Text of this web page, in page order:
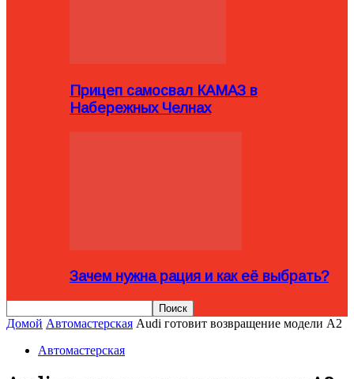
Прицеп самосвал КАМАЗ в
Набережных Челнах
Зачем нужна рация и как её выбрать?
Домой Автомастерская Audi готовит возвращение модели A2
Автомастерская